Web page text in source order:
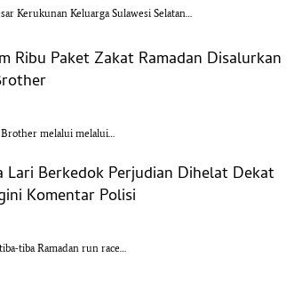
Kerukunan Keluarga Sulawesi Selatan…
Ribu Paket Zakat Ramadan Disalurkan
melalui melalui…
Lari Berkedok Perjudian Dihelat Dekat
Komentar Polisi
tiba Ramadan run race…